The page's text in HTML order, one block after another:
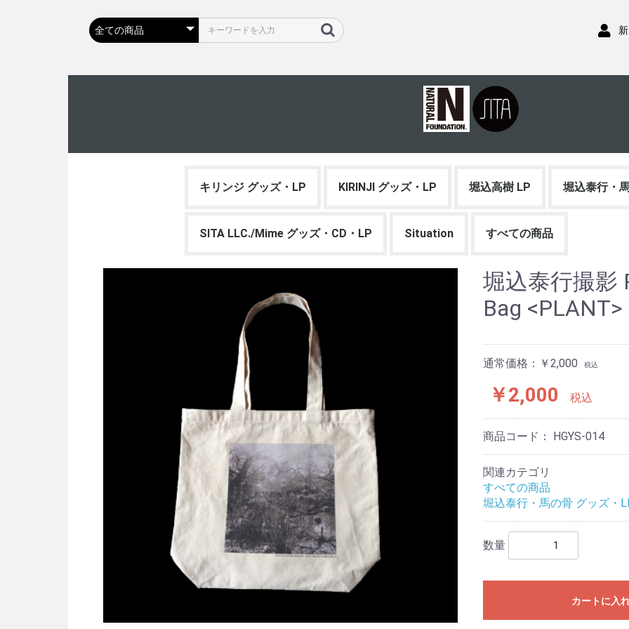
キリンジ グッズ・LP KIRINJI グッズ・LP 堀込高樹 LP 堀込泰行・
SITA LLC./Mime グッズ・CD・LP Situation すべての商品
堀込泰行撮影
Bag <PLANT>
通常価格：￥2,000 税込
￥2,000 税込
商品コード： HGYS-014
関連カテゴリ
すべての商品
堀込泰行・馬の骨 グッズ・
数量
カートに入